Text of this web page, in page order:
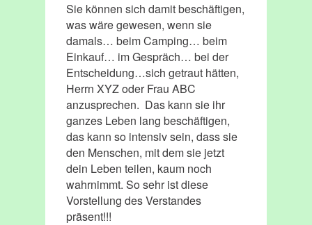
Sie können sich damit beschäftigen,
was wäre gewesen, wenn sie
damals… beim Camping… beim
Einkauf… im Gespräch… bei der
Entscheidung…sich getraut hätten,
Herrn XYZ oder Frau ABC
anzusprechen. Das kann sie ihr
ganzes Leben lang beschäftigen,
das kann so intensiv sein, dass sie
den Menschen, mit dem sie jetzt
dein Leben teilen, kaum noch
wahrnimmt. So sehr ist diese
Vorstellung des Verstandes
präsent!!!